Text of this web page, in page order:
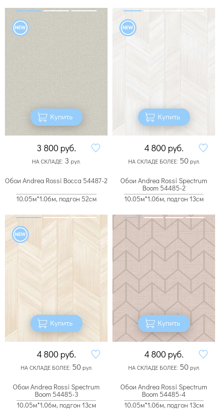
Купить
3 800 руб.
НА СКЛАДЕ: 3 рул.
Купить
4 800 руб.
НА СКЛАДЕ БОЛЕЕ: 50рул.
Обои Andrea Rossi Bocca 54487-2
10.05м*1.06м, подгон 52см
Купить
4 800 руб.
НА СКЛАДЕ БОЛЕЕ: 50рул.
Обои Andrea Rossi Spectrum
Boom 54485-2
10.05м*1.06м, подгон 13см
Купить
4 800 руб.
НА СКЛАДЕ БОЛЕЕ: 50рул.
Обои Andrea Rossi Spectrum
Boom 54485-3
10.05м*1.06м, подгон 13см
Обои Andrea Rossi Spectrum
Boom 54485-4
10.05м*1.06м, подгон 13см